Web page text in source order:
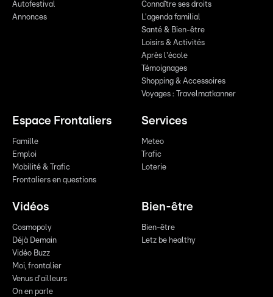
Autofestival
Annonces
Connaître ses droits
L'agenda familial
Santé & Bien-être
Loisirs & Activités
Après l'école
Témoignages
Shopping & Accessoires
Voyages : Travelmatkanner
Espace Frontaliers
Famille
Emploi
Mobilité & Trafic
Frontaliers en questions
Services
Meteo
Trafic
Loterie
Vidéos
Cosmopoly
Déjà Demain
Vidéo Buzz
Moi, frontalier
Venus d'ailleurs
On en parle
Bien-être
Bien-être
Letz be healthy